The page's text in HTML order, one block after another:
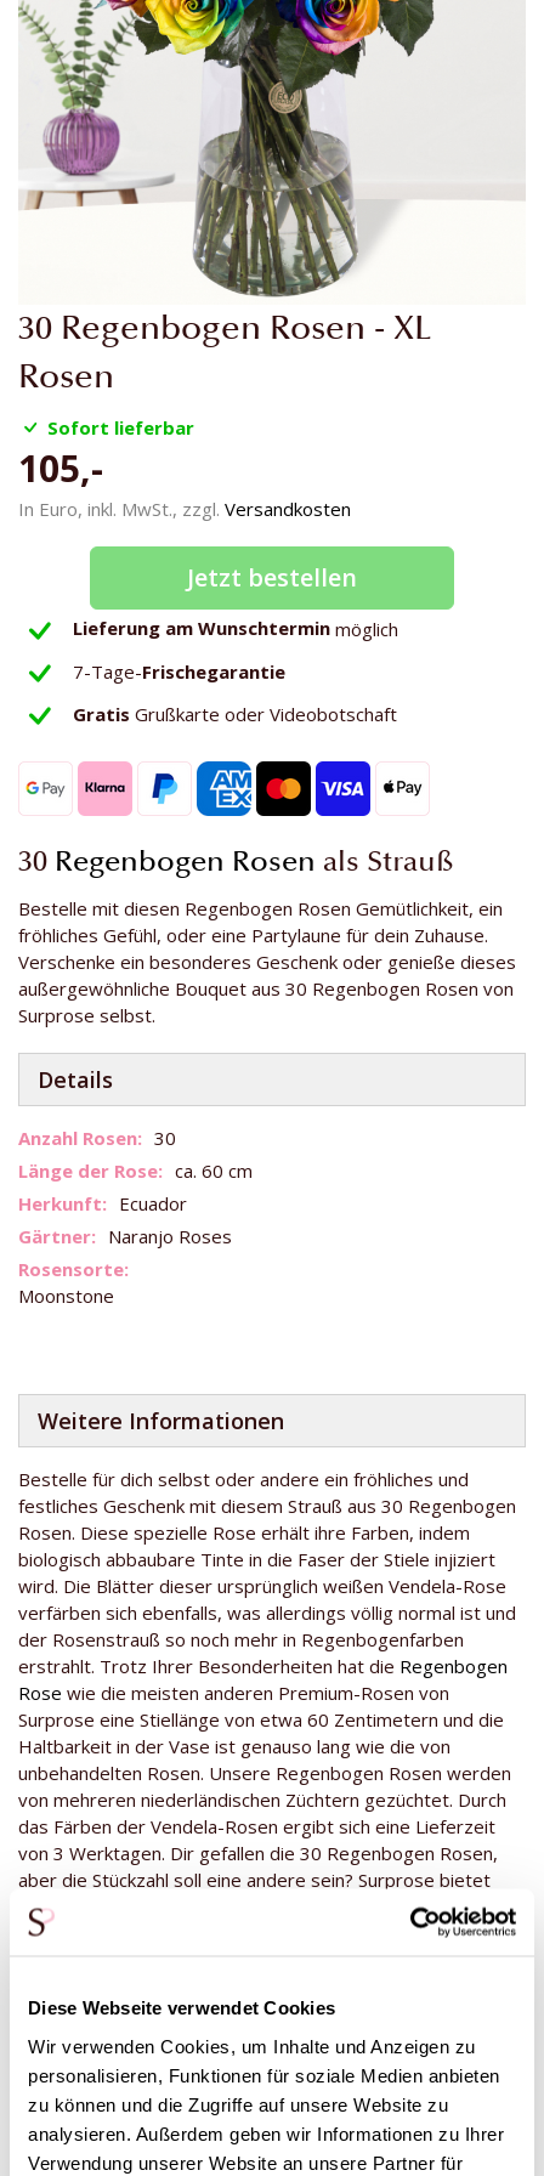
Diese Webseite verwendet Cookies
Wir verwenden Cookies, um Inhalte und Anzeigen zu
personalisieren, Funktionen für soziale Medien anbieten
zu können und die Zugriffe auf unsere Website zu
analysieren. Außerdem geben wir Informationen zu Ihrer
Verwendung unserer Website an unsere Partner für
30 Regenbogen Rosen - XL
Rosen
Sofort lieferbar
105,-
In Euro, inkl. MwSt., zzgl. Versandkosten
Jetzt bestellen
Lieferung am Wunschtermin möglich
7-Tage-Frischegarantie
Gratis Grußkarte oder Videobotschaft
30 Regenbogen Rosen als Strauß
Bestelle mit diesen Regenbogen Rosen Gemütlichkeit, ein
fröhliches Gefühl, oder eine Partylaune für dein Zuhause.
Verschenke ein besonderes Geschenk oder genieße dieses
außergewöhnliche Bouquet aus 30 Regenbogen Rosen von
Surprose selbst.
Details
Weitere
Informationen
30
ca. 60 cm
Ecuador
Naranjo Roses
Moonstone
Weitere Informationen
Bestelle für dich selbst oder andere ein fröhliches und
festliches Geschenk mit diesem Strauß aus 30 Regenbogen
Rosen. Diese spezielle Rose erhält ihre Farben, indem
biologisch abbaubare Tinte in die Faser der Stiele injiziert
wird. Die Blätter dieser ursprünglich weißen Vendela-Rose
verfärben sich ebenfalls, was allerdings völlig normal ist und
der Rosenstrauß so noch mehr in Regenbogenfarben
erstrahlt. Trotz Ihrer Besonderheiten hat die Regenbogen
Rose wie die meisten anderen Premium-Rosen von
Surprose eine Stiellänge von etwa 60 Zentimetern und die
Haltbarkeit in der Vase ist genauso lang wie die von
unbehandelten Rosen. Unsere Regenbogen Rosen werden
von mehreren niederländischen Züchtern gezüchtet. Durch
das Färben der Vendela-Rosen ergibt sich eine Lieferzeit
von 3 Werktagen. Dir gefallen die 30 Regenbogen Rosen,
aber die Stückzahl soll eine andere sein? Surprose bietet
diese Regenbogen Rosen auch in anderen Stückzahlen! Gehe
dazu einfach zu unsere Kategorie
Regenbogen Rosenund
dieser 30 Regenbogen Rosen schwer vorstellbar ist. Diese
Regenbogen Rosen sind ein Blickfang in jedem Innenraum
und werden nicht so schnell vergessen werden.
Diese Rosensorte wird eigens für deine Bestellung bei
unseren Züchtern geschnitten. Änderungen der Bestellung
sind nach Eingang der Bestellbestätigung nur bedingt
Zum
Anfang
der
springen